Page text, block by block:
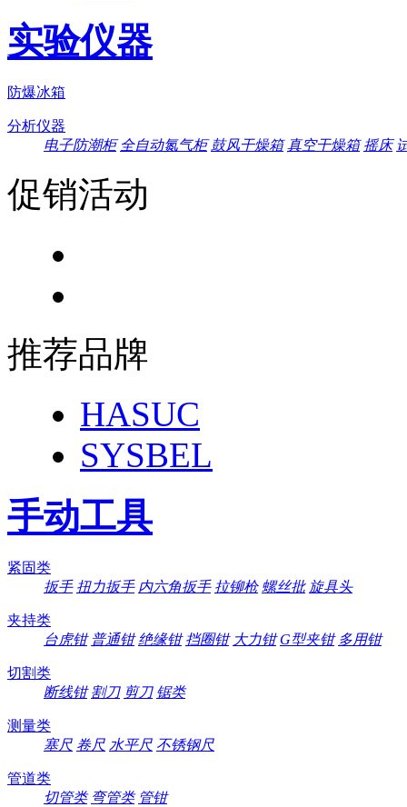
实验仪器
防爆冰箱
分析仪器
电子防潮柜 全自动氮气柜 鼓风干燥箱 真空干燥箱 摇床
促销活动
推荐品牌
HASUC
SYSBEL
手动工具
紧固类
扳手 扭力扳手 内六角扳手 拉铆枪 螺丝批 旋具头
夹持类
台虎钳 普通钳 绝缘钳 挡圈钳 大力钳 G型夹钳 多用钳
切割类
断线钳 割刀 剪刀 锯类
测量类
塞尺 卷尺 水平尺 不锈钢尺
管道类
切管类 弯管类 管钳